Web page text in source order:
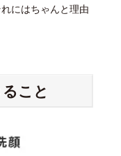
にはちゃんと理由
こと